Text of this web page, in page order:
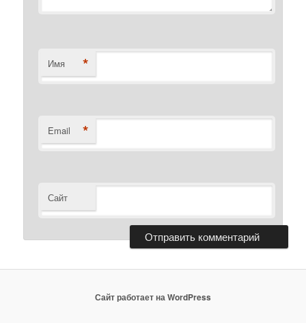
Имя *
Email *
Сайт
Сайт работает на WordPress